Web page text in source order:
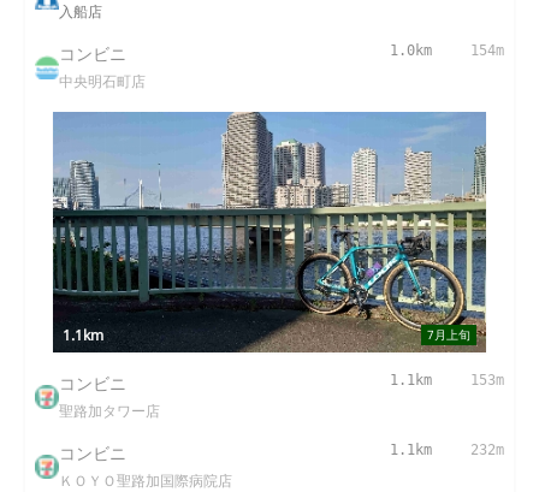
入船店
コンビニ
中央明石町店
1.0km 154m
7月上旬
1.1km
コンビニ
聖路加タワー店
1.1km 153m
コンビニ
ＫＯＹＯ聖路加国際病院店
1.1km 232m